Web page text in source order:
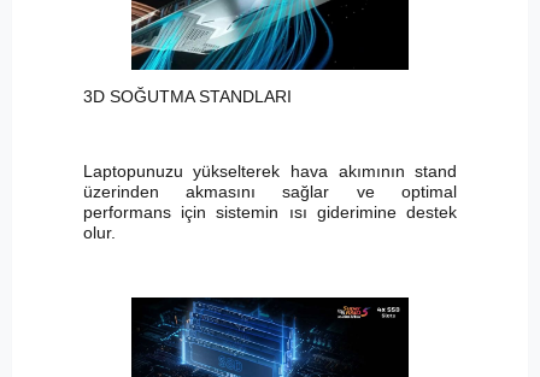
3D SOĞUTMA STANDLARI
Laptopunuzu yükselterek hava akımının stand
üzerinden akmasını sağlar ve optimal
performans için sistemin ısı giderimine destek
olur.